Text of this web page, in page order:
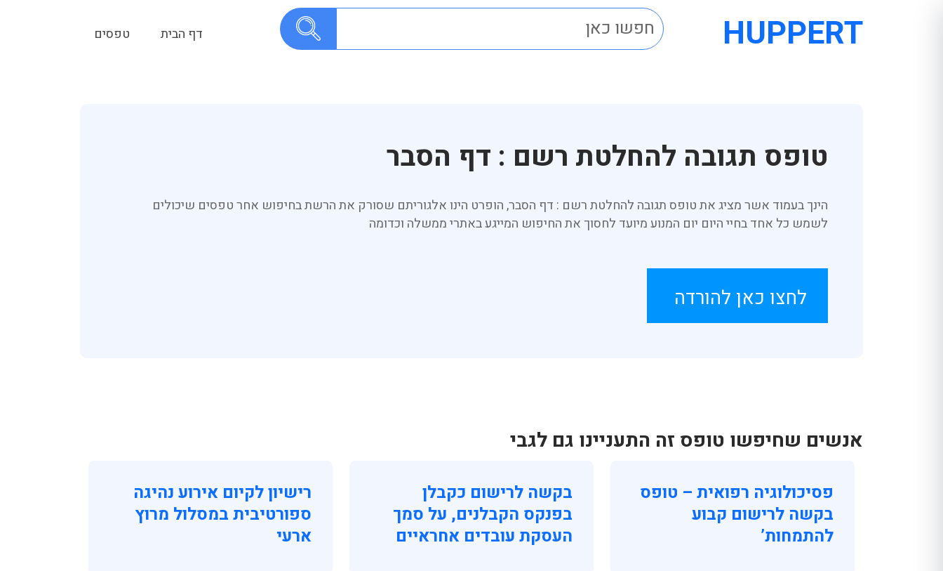
HUPPERT דף הבית טפסים
טופס תגובה להחלטת רשם : דף הסבר
הינך בעמוד אשר מציג את טופס תגובה להחלטת רשם : דף הסבר, הופרט הינו אלגוריתם שסורק את הרשת בחיפוש אחר טפסים שיכולים
לשמש כל אחד בחיי היום יום המנוע מיועד לחסוך את החיפוש המייגע באתרי ממשלה וכדומה
לחצו כאן להורדה
אנשים שחיפשו טופס זה התעניינו גם לגבי
פסיכולוגיה רפואית – טופס
בקשה לרישום קבוע
להתמחות’
בקשה לרישום כקבלן
בפנקס הקבלנים, על סמך
העסקת עובדים אחראיים
רישיון לקיום אירוע נהיגה
ספורטיבית במסלול מרוץ
ארעי